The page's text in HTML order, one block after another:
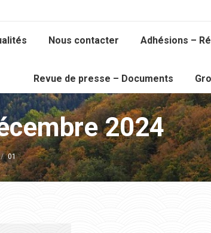
Nous contacter Adhésions –
Revue de presse – Documents
2024
01